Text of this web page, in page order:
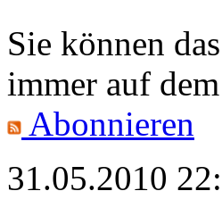
Sie können
immer auf
Abonnieren
31.05.2010